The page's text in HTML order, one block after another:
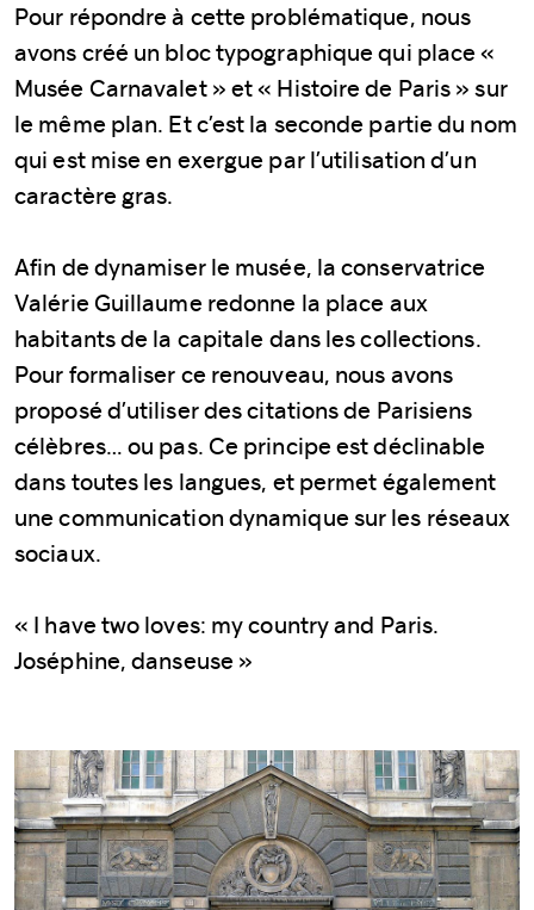
Pour répondre à cette problématique, nous
avons créé un bloc typographique qui place «
Musée Carnavalet » et « Histoire de Paris » sur
le même plan. Et c’est la seconde partie du nom
qui est mise en exergue par l’utilisation d’un
caractère gras.
Afin de dynamiser le musée, la conservatrice
Valérie Guillaume redonne la place aux
habitants de la capitale dans les collections.
Pour formaliser ce renouveau, nous avons
proposé d’utiliser des citations de Parisiens
célèbres… ou pas. Ce principe est déclinable
dans toutes les langues, et permet également
une communication dynamique sur les réseaux
sociaux.
« I have two loves: my country and Paris.
Joséphine, danseuse »